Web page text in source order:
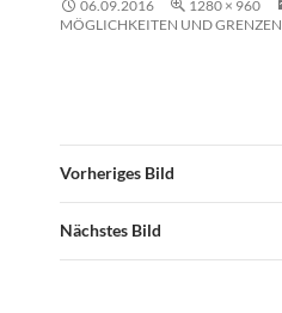
06.09.2016 1280 × 960
MÖGLICHKEITEN UND GRENZEN
Vorheriges Bild
Nächstes Bild